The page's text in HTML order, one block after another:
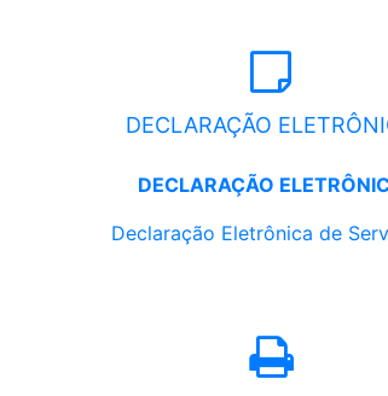
DECLARAÇÃO
DECLARAÇÃO
Declaração Eletrônica de